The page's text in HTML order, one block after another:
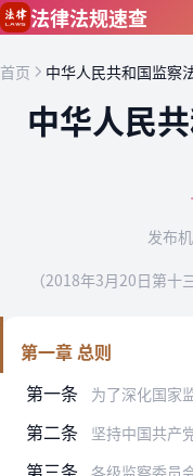
跳到主要内容
法律法规速查
首页 中华人民共和国监察
中华人民
发布
（2018年3月20日第十
第一章 总则
第一条
为了深化国家监察体制改革，加强对所有行使公
第二条 坚持中国共产党对国家监察工作的领导，以马克
第三条 各级监察委员会是行使国家监察职能的专责机关，